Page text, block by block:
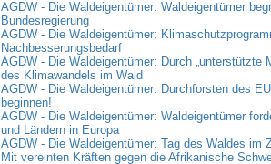
AGDW - Die Waldeigentümer: Waldeigentümer
Bundesregierung
AGDW - Die Waldeigentümer:
Nachbesserungsbedarf
AGDW - Die Waldeigentümer: Durch „unterstützte
des Klimawandels im Wald
AGDW - Die Waldeigentümer: Durchforsten des
beginnen!
AGDW - Die Waldeigentümer: Waldeigentümer
und Ländern in Europa
AGDW - Die Waldeigentümer: Tag des Waldes im
Mit vereinten Kräften gegen die Afrikanische